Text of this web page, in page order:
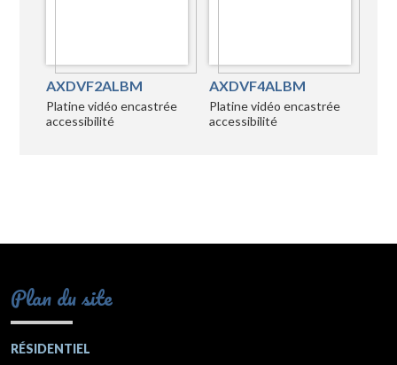
AXDVF2ALBM
Platine vidéo encastrée
accessibilité
AXDVF4ALBM
Platine vidéo encastrée
accessibilité
Plan du site
RÉSIDENTIEL